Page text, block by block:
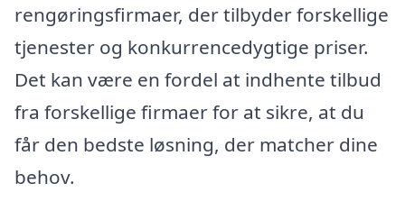
rengøringsfirmaer, der tilbyder forskellige
tjenester og konkurrencedygtige priser.
Det kan være en fordel at indhente tilbud
fra forskellige firmaer for at sikre, at du
får den bedste løsning, der matcher dine
behov.